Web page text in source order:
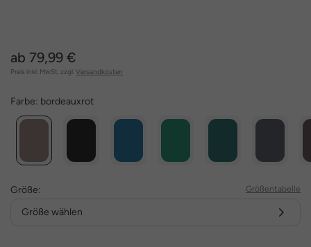
ab 79,99 €
Preis inkl. MwSt. zzgl. Versandkosten
Farbe: bordeauxrot
Größe: Größentabelle
Größe wählen